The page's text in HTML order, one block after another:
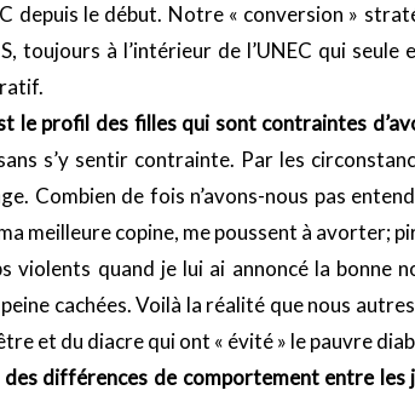
depuis le début. Notre « conversion »
toujours à l’intérieur de l’UNEC qui
le profil des filles qui sont contraintes
s’y sentir contrainte. Par les
Combien de fois n’avons-nous pas
meilleure copine, me poussent à avorter;
violents quand je lui ai annoncé la bonne
cachées. Voilà la réalité que nous
et du diacre qui ont « évité » le pauvre
différences de comportement entre les